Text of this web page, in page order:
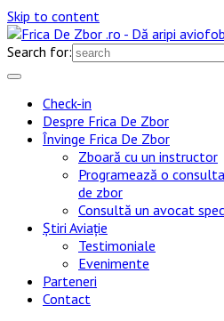
Skip to content
Search for:
Check-in
Despre Frica De Zbor
Învinge Frica De Zbor
Zboară cu un instructor
Programează o
de zbor
Consultă un avocat
Știri Aviație
Testimoniale
Evenimente
Parteneri
Contact